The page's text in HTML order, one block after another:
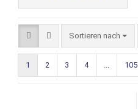
Sortieren nach
1 2 3 4 105